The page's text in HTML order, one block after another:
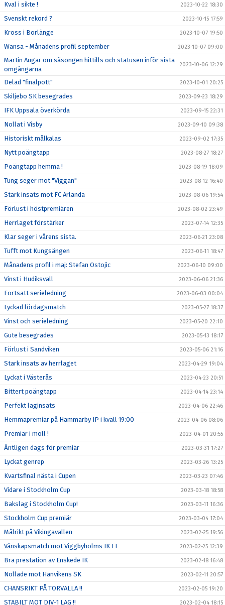
Kval i sikte ! 2023-10-22 18:30
Svenskt rekord ? 2023-10-15 17:59
Kross i Borlänge 2023-10-07 19:50
Wansa - Månadens profil september 2023-10-07 09:00
Martin Augar om säsongen hittills och statusen inför sista
omgångarna
2023-10-06 12:29
Delad "finalpott" 2023-10-01 20:25
Skiljebo SK besegrades 2023-09-23 18:29
IFK Uppsala överkörda 2023-09-15 22:31
Nollat i Visby 2023-09-10 09:38
Historiskt målkalas 2023-09-02 17:35
Nytt poängtapp 2023-08-27 18:27
Poängtapp hemma ! 2023-08-19 18:09
Tung seger mot "Viggan" 2023-08-12 16:40
Stark insats mot FC Arlanda 2023-08-06 19:54
Förlust i höstpremiären 2023-08-02 23:49
Herrlaget förstärker 2023-07-14 12:35
Klar seger i vårens sista. 2023-06-21 23:08
Tufft mot Kungsängen 2023-06-11 18:47
Månadens profil i maj: Stefan Ostojic 2023-06-10 09:00
Vinst i Hudiksvall 2023-06-06 21:36
Fortsatt serieledning 2023-06-03 00:04
Lyckad lördagsmatch 2023-05-27 18:37
Vinst och serieledning 2023-05-20 22:10
Gute besegrades 2023-05-13 18:17
Förlust i Sandviken 2023-05-06 21:16
Stark insats av herrlaget 2023-04-29 19:04
Lyckat i Västerås 2023-04-23 20:51
Bittert poängtapp 2023-04-14 23:14
Perfekt laginsats 2023-04-06 22:46
Hemmapremiär på Hammarby IP i kväll 19:00 2023-04-06 08:06
Premiär i moll ! 2023-04-01 20:55
Äntligen dags för premiär 2023-03-31 17:27
Lyckat genrep 2023-03-26 13:25
Kvartsfinal nästa i Cupen 2023-03-23 07:46
Vidare i Stockholm Cup 2023-03-18 18:58
Bakslag i Stockholm Cup! 2023-03-11 16:36
Stockholm Cup premiär 2023-03-04 17:04
Målrikt på Vikingavallen 2023-02-25 19:56
Vänskapsmatch mot Viggbyholms IK FF 2023-02-25 12:39
Bra prestation av Enskede IK 2023-02-18 16:48
Nollade mot Hanvikens SK 2023-02-11 20:57
CHANSRIKT PÅ TORVALLA !! 2023-02-05 19:20
STABILT MOT DIV-1 LAG !! 2023-02-04 18:15